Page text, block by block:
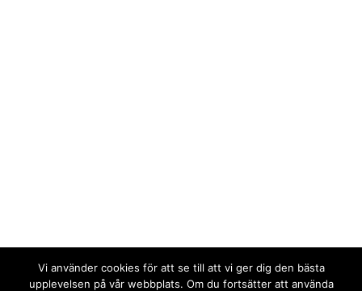
Vi använder cookies för att se till att vi ger dig den bästa
upplevelsen på vår webbplats. Om du fortsätter att använda